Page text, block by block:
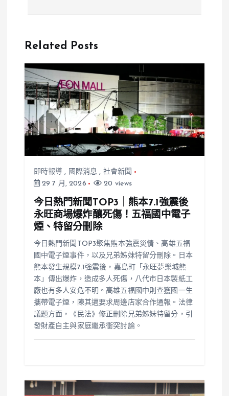
襲擊副校長，
公憤
Related Posts
即時報導 , 國際消息 , 社會新聞
29 7 月, 2026
20 views
今日熱門新聞TOP3｜熊本7.1強震後
永旺商場爆炸釀死傷！五福國中電子
煙、特留分刪除
今日熱門新聞TOP3聚焦熊本強震災情、高雄五福
國中電子煙事件，以及兄弟姊妹特留分刪除。日本
熊本發生規模7.1強震後，嘉島町「永旺夢樂城熊
本」傳出爆炸，造成多人死傷，八代市日本製紙工
廠也有多人安危不明。高雄五福國中則查獲國一生
攜帶電子煙，陳其邁要求周邊店家合作通報。法律
議題方面，《民法》修正刪除兄弟姊妹特留分，引
發財產自主與家庭繼承衝突討論。